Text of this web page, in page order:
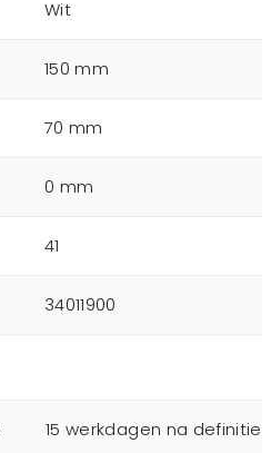
Wit
150 mm
70 mm
0 mm
41
34011900
15 werkdagen na